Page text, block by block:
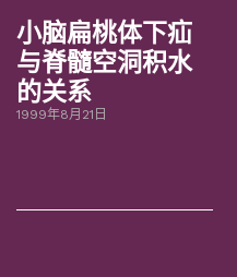
小脑扁桃体下疝
与脊髓空洞积水
的关系
1999年8月21日